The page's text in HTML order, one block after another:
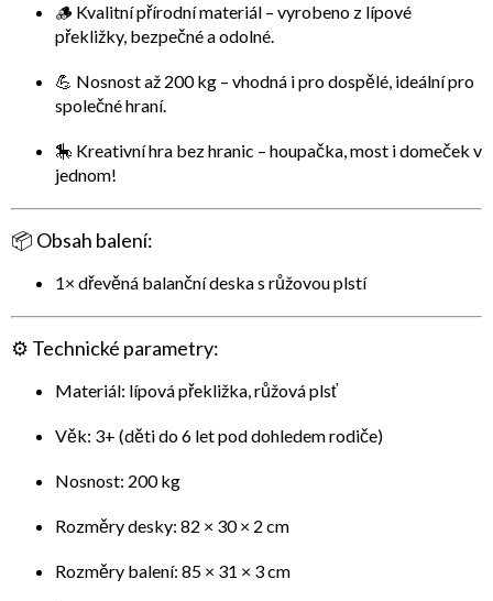
🪵 Kvalitní přírodní materiál – vyrobeno z lípové
překližky, bezpečné a odolné.
💪 Nosnost až 200 kg – vhodná i pro dospělé, ideální pro
společné hraní.
🎠 Kreativní hra bez hranic – houpačka, most i domeček v
jednom!
📦 Obsah balení:
1× dřevěná balanční deska s růžovou plstí
⚙️ Technické parametry:
Materiál: lípová překližka, růžová plsť
Věk: 3+ (děti do 6 let pod dohledem rodiče)
Nosnost: 200 kg
Rozměry desky: 82 × 30 × 2 cm
Rozměry balení: 85 × 31 × 3 cm